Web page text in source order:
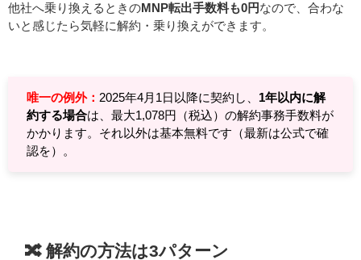
他社へ乗り換えるときのMNP転出手数料も0円 なので、合わな
いと感じたら気軽に解約・乗り換えができます。
唯一の例外： 2025年4月1日以降に契約し、 1年以内に解
約する場合は、最大1,078円（税込）の解約事務手数料が
かかります。それ以外は基本無料です（最新は公式で確
認を）。
🔀 解約の方法は3パターン